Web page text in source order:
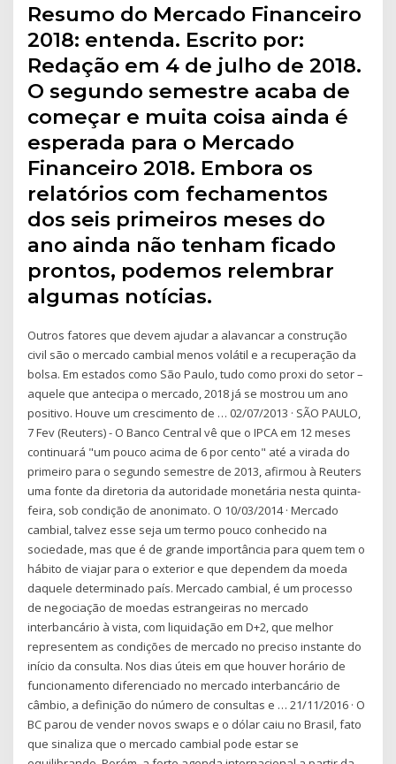
Resumo do Mercado Financeiro
2018: entenda. Escrito por:
Redação em 4 de julho de 2018.
O segundo semestre acaba de
começar e muita coisa ainda é
esperada para o Mercado
Financeiro 2018. Embora os
relatórios com fechamentos
dos seis primeiros meses do
ano ainda não tenham ficado
prontos, podemos relembrar
algumas notícias.
Outros fatores que devem ajudar a alavancar a construção
civil são o mercado cambial menos volátil e a recuperação da
bolsa. Em estados como São Paulo, tudo como proxi do setor –
aquele que antecipa o mercado, 2018 já se mostrou um ano
positivo. Houve um crescimento de … 02/07/2013 · SÃO PAULO,
7 Fev (Reuters) - O Banco Central vê que o IPCA em 12 meses
continuará "um pouco acima de 6 por cento" até a virada do
primeiro para o segundo semestre de 2013, afirmou à Reuters
uma fonte da diretoria da autoridade monetária nesta quinta-
feira, sob condição de anonimato. O 10/03/2014 · Mercado
cambial, talvez esse seja um termo pouco conhecido na
sociedade, mas que é de grande importância para quem tem o
hábito de viajar para o exterior e que dependem da moeda
daquele determinado país. Mercado cambial, é um processo
de negociação de moedas estrangeiras no mercado
interbancário à vista, com liquidação em D+2, que melhor
representem as condições de mercado no preciso instante do
início da consulta. Nos dias úteis em que houver horário de
funcionamento diferenciado no mercado interbancário de
câmbio, a definição do número de consultas e … 21/11/2016 · O
BC parou de vender novos swaps e o dólar caiu no Brasil, fato
que sinaliza que o mercado cambial pode estar se